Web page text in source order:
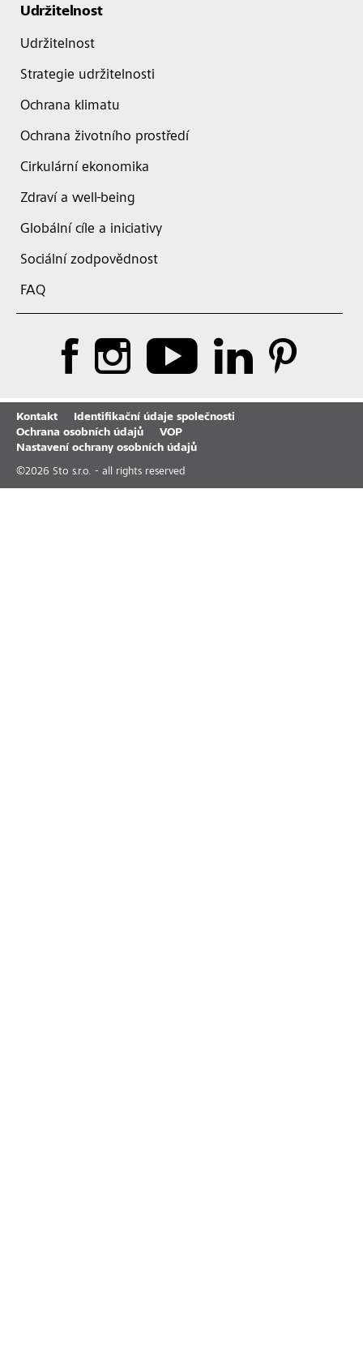
Udržitelnost
Udržitelnost
Strategie udržitelnosti
Ochrana klimatu
Ochrana životního prostředí
Cirkulární ekonomika
Zdraví a well-being
Globální cíle a iniciativy
Sociální zodpovědnost
FAQ
Kontakt
Identifikační údaje společnosti
Ochrana osobních údajů
VOP
Nastavení ochrany osobních údajů
©2026 Sto s.r.o. - all rights reserved